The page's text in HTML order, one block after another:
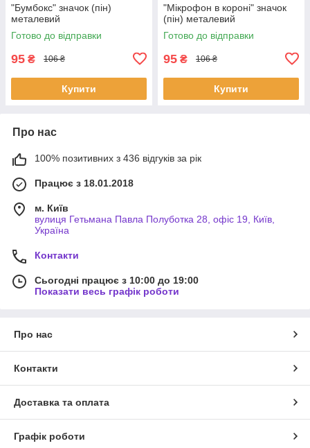
"Бумбокс" значок (пін)
металевий
Готово до відправки
95 ₴ 106 ₴
Купити
"Мікрофон в короні" значок
(пін) металевий
Готово до відправки
95 ₴ 106 ₴
Купити
Про нас
100% позитивних з 436 відгуків за рік
Працює з 18.01.2018
м. Київ
вулиця Гетьмана Павла Полуботка 28, офіс 19, Київ,
Україна
Контакти
Сьогодні працює з 10:00 до 19:00
Показати весь графік роботи
Про нас
Контакти
Доставка та оплата
Графік роботи